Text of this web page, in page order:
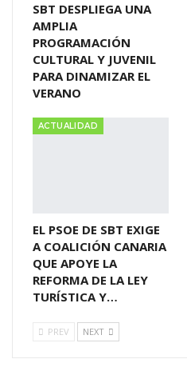
SBT DESPLIEGA UNA
AMPLIA
PROGRAMACIÓN
CULTURAL Y JUVENIL
PARA DINAMIZAR EL
VERANO
ACTUALIDAD
EL PSOE DE SBT EXIGE
A COALICIÓN CANARIA
QUE APOYE LA
REFORMA DE LA LEY
TURÍSTICA Y…
PREV NEXT